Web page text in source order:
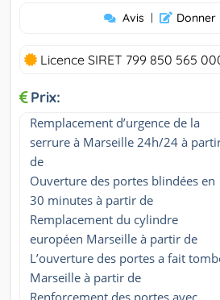
Avis | Donner
Licence SIRET 799 850 565
Prix:
Remplacement d’urgence de la
serrure à Marseille 24h/24 à
de
Ouverture des portes blindées en
30 minutes à partir de
Remplacement du cylindre
européen Marseille à partir de
L’ouverture des portes a fait
Marseille à partir de